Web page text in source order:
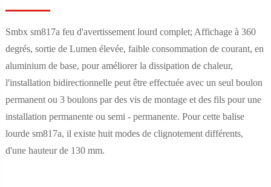
Smbx sm817a feu d'avertissement lourd complet; Affichage à 360
degrés, sortie de Lumen élevée, faible consommation de courant, en
aluminium de base, pour améliorer la dissipation de chaleur,
l'installation bidirectionnelle peut être effectuée avec un seul boulon
permanent ou 3 boulons par des vis de montage et des fils pour une
installation permanente ou semi - permanente. Pour cette balise
lourde sm817a, il existe huit modes de clignotement différents,
d'une hauteur de 130 mm.